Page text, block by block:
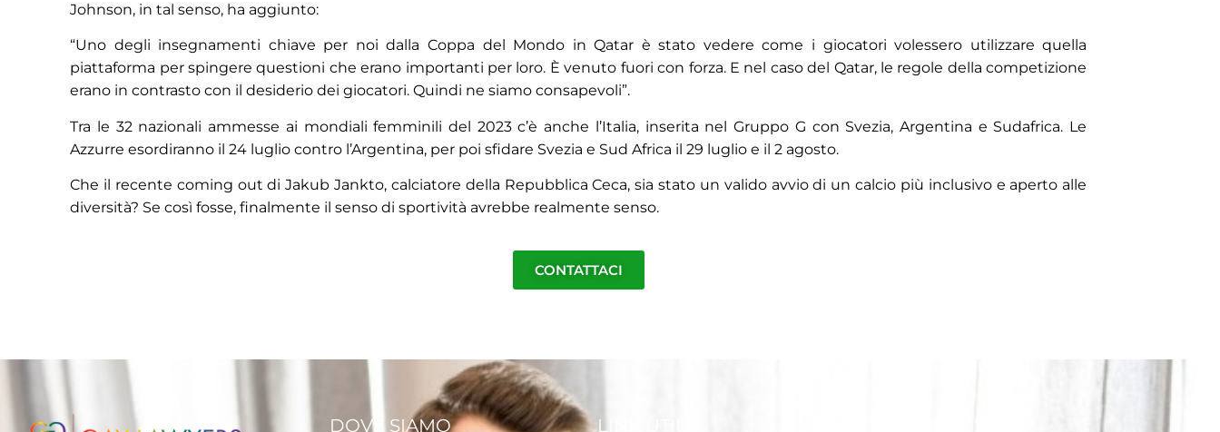
Johnson, in tal senso, ha aggiunto:
“Uno degli insegnamenti chiave per noi dalla Coppa del Mondo in Qatar è stato vedere come i giocatori volessero utilizzare quella
piattaforma per spingere questioni che erano importanti per loro. È venuto fuori con forza. E nel caso del Qatar, le regole della competizione
erano in contrasto con il desiderio dei giocatori. Quindi ne siamo consapevoli”.
Tra le 32 nazionali ammesse ai mondiali femminili del 2023 c’è anche l’Italia, inserita nel Gruppo G con Svezia, Argentina e Sudafrica. Le
Azzurre esordiranno il 24 luglio contro l’Argentina, per poi sfidare Svezia e Sud Africa il 29 luglio e il 2 agosto.
Che il recente coming out di Jakub Jankto, calciatore della Repubblica Ceca, sia stato un valido avvio di un calcio più inclusivo e aperto alle
diversità? Se così fosse, finalmente il senso di sportività avrebbe realmente senso.
CONTATTACI
DOVE SIAMO LINK UTILI